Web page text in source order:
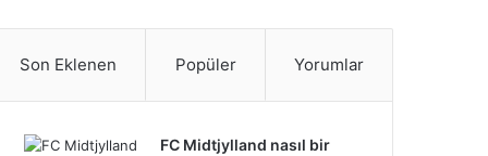
o
e
r
d
b
r
s
t
a
o
t
i
T
o
r
e
Son Eklenen Popüler Yorumlar
FC Midtjylland nasıl bir